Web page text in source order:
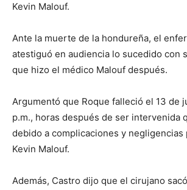
Kevin Malouf.
Ante la muerte de la hondureña, el
atestiguó en audiencia lo sucedido con
que hizo el médico Malouf después.
Argumentó que Roque falleció el 13 de
p.m., horas después de ser intervenida
debido a complicaciones y negligencias
Kevin Malouf.
Además, Castro dijo que el cirujano